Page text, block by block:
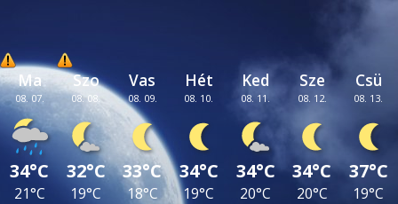
Ma
08. 07.
34°C
21°C
Szo
08. 08.
32°C
19°C
Vas
08. 09.
33°C
18°C
Hét
08. 10.
34°C
19°C
Ked
08. 11.
34°C
20°C
Sze
08. 12.
34°C
20°C
Csü
08. 13.
37°C
19°C